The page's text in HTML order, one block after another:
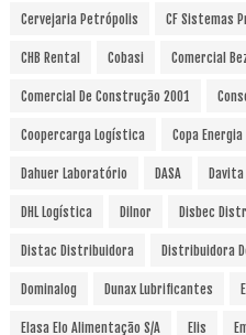
Cervejaria Petrópolis CF Sistemas
CHB Rental Cobasi Comercial
Comercial De Construção 2001
Coopercarga Logística Copa Energia
Dahuer Laboratório DASA Davita
DHL Logística Dilnor Disbec
Distac Distribuidora Distribuidora
Dominalog Dunax Lubrificantes
Elasa Elo Alimentação S/A Elis